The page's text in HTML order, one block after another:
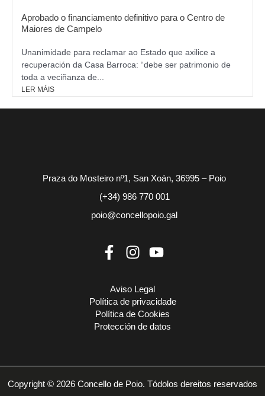
Aprobado o financiamento definitivo para o Centro de
Maiores de Campelo
Unanimidade para reclamar ao Estado que axilice a
recuperación da Casa Barroca: “debe ser patrimonio de
toda a veciñanza de...
LER MÁIS
Praza do Mosteiro nº1, San Xoán, 36995 – Poio
(+34) 986 770 001
poio@concellopoio.gal
Aviso Legal
Política de privacidade
Política de Cookies
Protección de datos
Copyright © 2026 Concello de Poio. Tódolos dereitos reservados